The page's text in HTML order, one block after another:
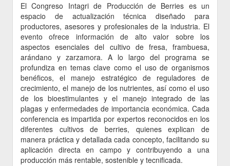
El Congreso Intagri de Producción de Berries es un
espacio de actualización técnica diseñado para
productores, asesores y profesionales de la industria. El
evento ofrece información de alto valor sobre los
aspectos esenciales del cultivo de fresa, frambuesa,
arándano y zarzamora. A lo largo del programa se
profundiza en temas clave como el uso de organismos
benéficos, el manejo estratégico de reguladores de
crecimiento, el manejo de los nutrientes, así como el uso
de los bioestimulantes y el manejo integrado de las
plagas y enfermedades de importancia económica. Cada
conferencia es impartida por expertos reconocidos en los
diferentes cultivos de berries, quienes explican de
manera práctica y detallada cada concepto, facilitando su
aplicación directa en campo y contribuyendo a una
producción más rentable, sostenible y tecnificada.